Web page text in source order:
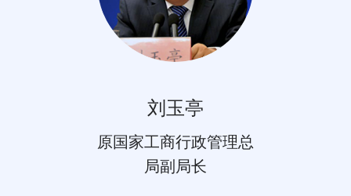
刘玉亭
原国家工商行政管理总
局副局长